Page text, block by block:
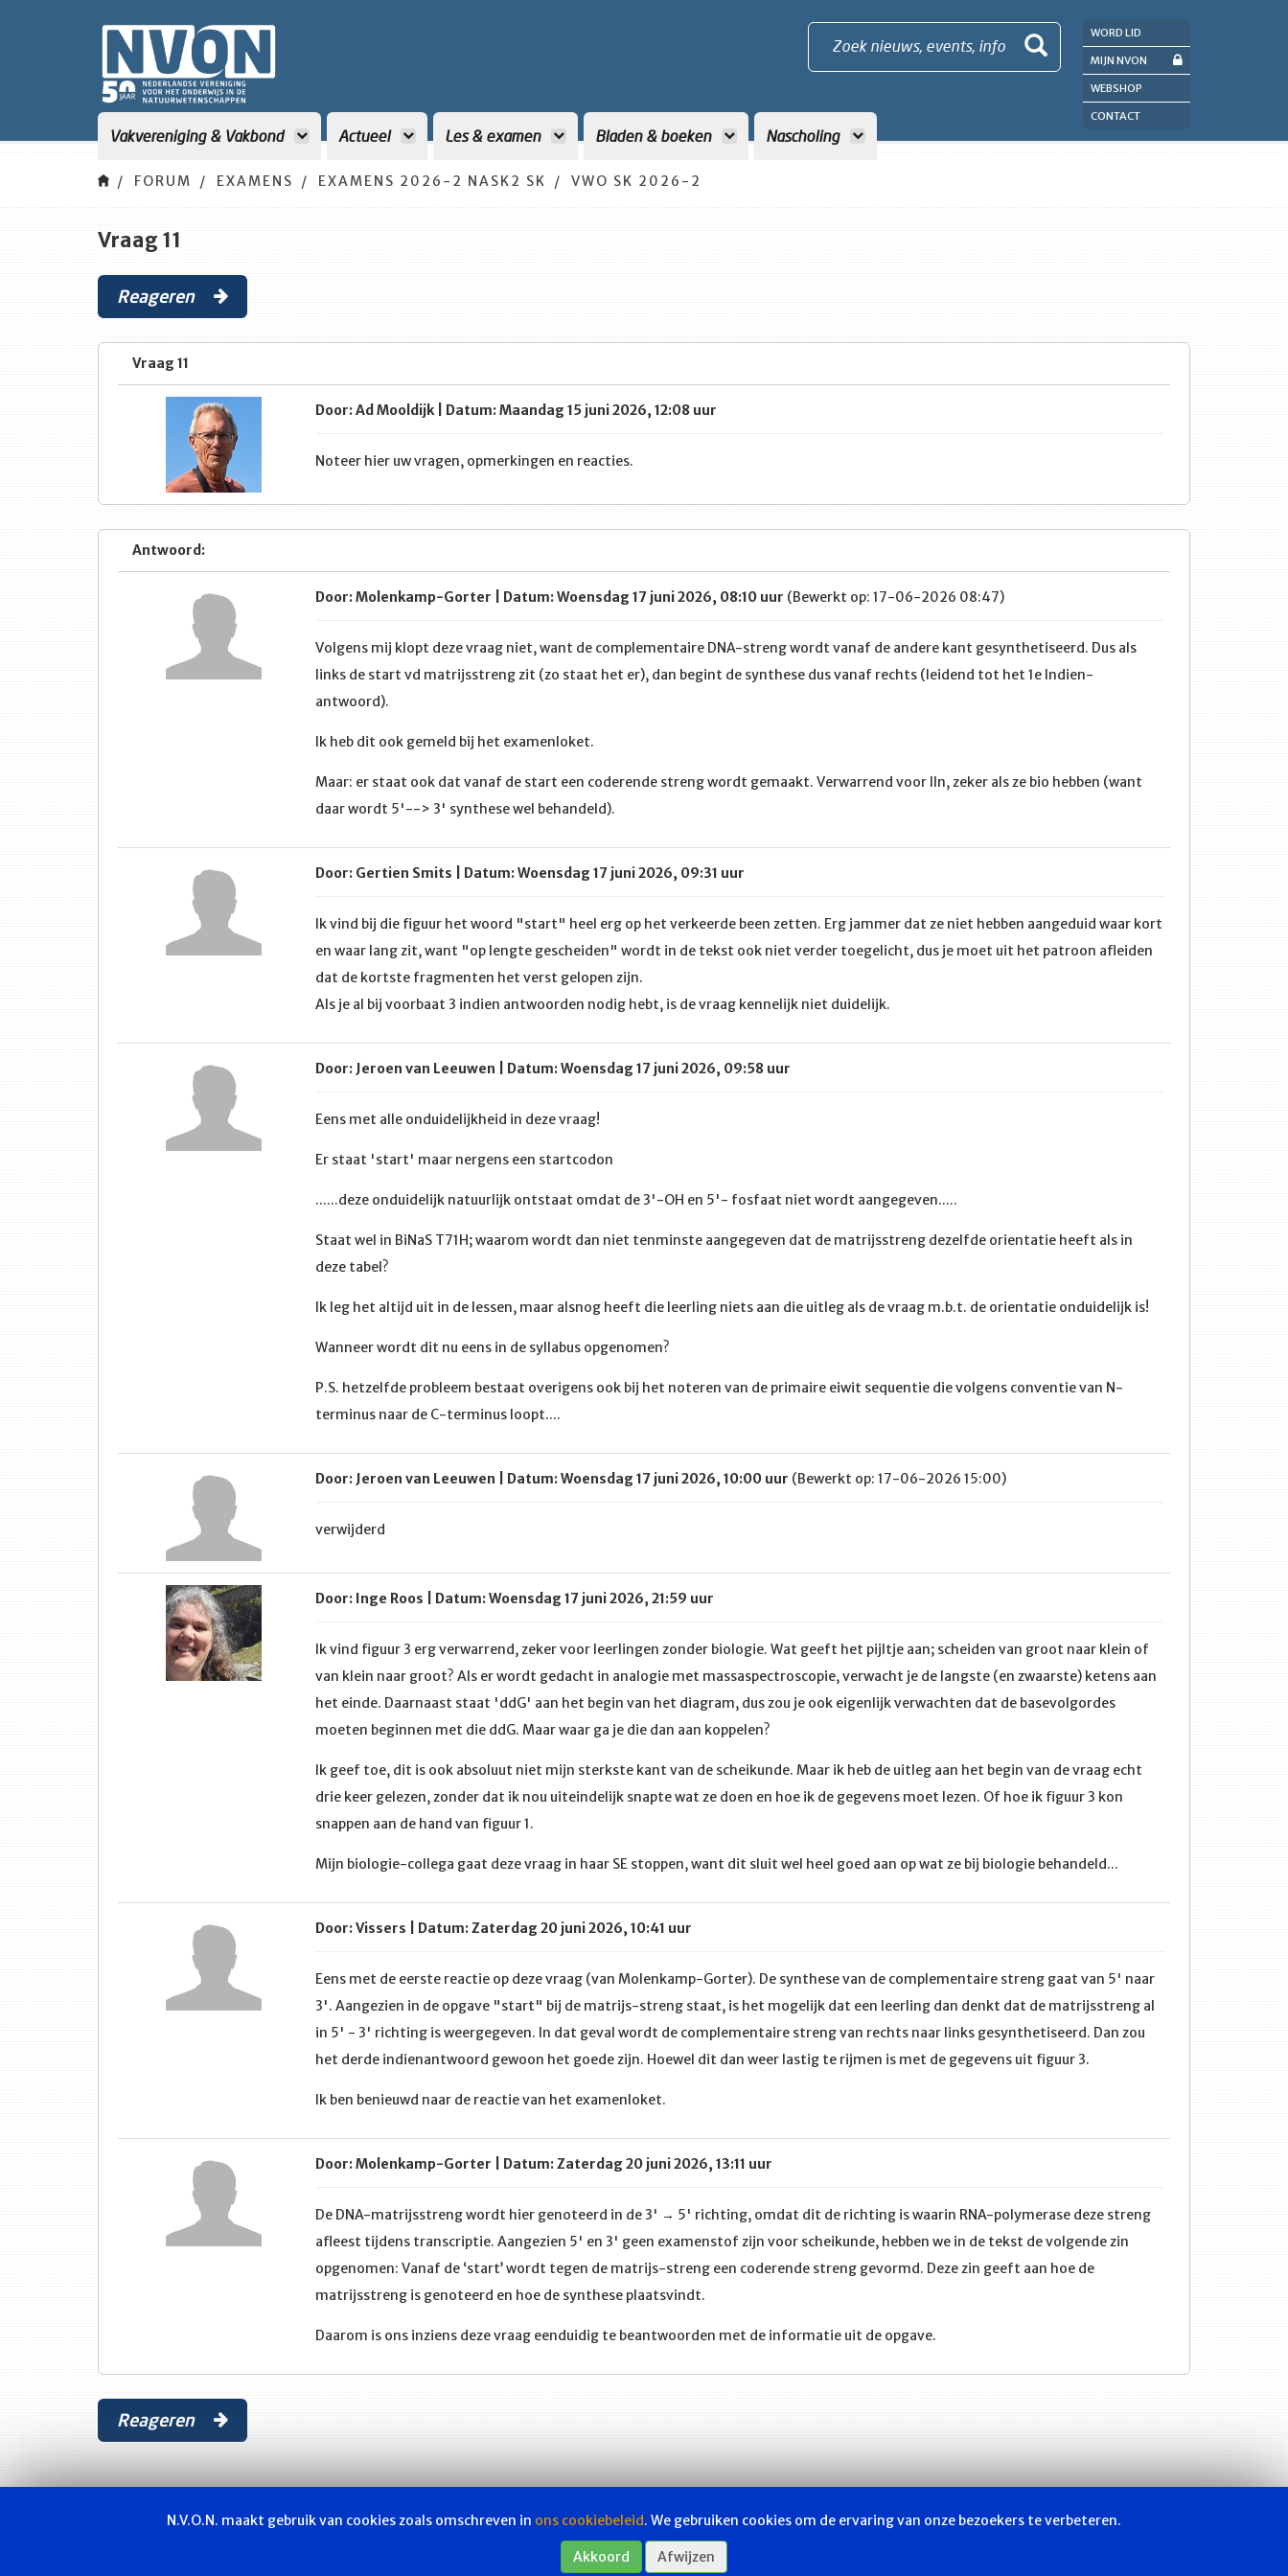
Zoek nieuws, events, info
Vakvereniging & Vakbond Actueel Les & examen Bladen & boeken Nascholing
WORD LID
MIJN NVON
WEBSHOP
CONTACT
FORUM EXAMENS EXAMENS 2026-2 NASK2 SK VWO SK 2026-2
Vraag 11
Reageren
Vraag 11
Door: Ad Mooldijk | Datum: Maandag 15 juni 2026, 12:08 uur
Noteer hier uw vragen, opmerkingen en reacties.
Antwoord:
Door: Molenkamp-Gorter | Datum: Woensdag 17 juni 2026, 08:10 uur (Bewerkt op: 17-06-2026 08:47)
Volgens mij klopt deze vraag niet, want de complementaire DNA-streng wordt vanaf de andere kant gesynthetiseerd. Dus als
links de start vd matrijsstreng zit (zo staat het er), dan begint de synthese dus vanaf rechts (leidend tot het 1e Indien-
antwoord).
Ik heb dit ook gemeld bij het examenloket.
Maar: er staat ook dat vanaf de start een coderende streng wordt gemaakt. Verwarrend voor lln, zeker als ze bio hebben (want
daar wordt 5'--> 3' synthese wel behandeld).
Door: Gertien Smits | Datum: Woensdag 17 juni 2026, 09:31 uur
Ik vind bij die figuur het woord "start" heel erg op het verkeerde been zetten. Erg jammer dat ze niet hebben aangeduid waar kort
en waar lang zit, want "op lengte gescheiden" wordt in de tekst ook niet verder toegelicht, dus je moet uit het patroon afleiden
dat de kortste fragmenten het verst gelopen zijn.
Als je al bij voorbaat 3 indien antwoorden nodig hebt, is de vraag kennelijk niet duidelijk.
Door: Jeroen van Leeuwen | Datum: Woensdag 17 juni 2026, 09:58 uur
Eens met alle onduidelijkheid in deze vraag!
Er staat 'start' maar nergens een startcodon
......deze onduidelijk natuurlijk ontstaat omdat de 3'-OH en 5'- fosfaat niet wordt aangegeven.....
Staat wel in BiNaS T71H; waarom wordt dan niet tenminste aangegeven dat de matrijsstreng dezelfde orientatie heeft als in
deze tabel?
Ik leg het altijd uit in de lessen, maar alsnog heeft die leerling niets aan die uitleg als de vraag m.b.t. de orientatie onduidelijk is!
Wanneer wordt dit nu eens in de syllabus opgenomen?
P.S. hetzelfde probleem bestaat overigens ook bij het noteren van de primaire eiwit sequentie die volgens conventie van N-
terminus naar de C-terminus loopt....
Door: Jeroen van Leeuwen | Datum: Woensdag 17 juni 2026, 10:00 uur (Bewerkt op: 17-06-2026 15:00)
verwijderd
Door: Inge Roos | Datum: Woensdag 17 juni 2026, 21:59 uur
Ik vind figuur 3 erg verwarrend, zeker voor leerlingen zonder biologie. Wat geeft het pijltje aan; scheiden van groot naar klein of
van klein naar groot? Als er wordt gedacht in analogie met massaspectroscopie, verwacht je de langste (en zwaarste) ketens aan
het einde. Daarnaast staat 'ddG' aan het begin van het diagram, dus zou je ook eigenlijk verwachten dat de basevolgordes
moeten beginnen met die ddG. Maar waar ga je die dan aan koppelen?
Ik geef toe, dit is ook absoluut niet mijn sterkste kant van de scheikunde. Maar ik heb de uitleg aan het begin van de vraag echt
drie keer gelezen, zonder dat ik nou uiteindelijk snapte wat ze doen en hoe ik de gegevens moet lezen. Of hoe ik figuur 3 kon
snappen aan de hand van figuur 1.
Mijn biologie-collega gaat deze vraag in haar SE stoppen, want dit sluit wel heel goed aan op wat ze bij biologie behandeld...
Door: Vissers | Datum: Zaterdag 20 juni 2026, 10:41 uur
Eens met de eerste reactie op deze vraag (van Molenkamp-Gorter). De synthese van de complementaire streng gaat van 5' naar
3'. Aangezien in de opgave "start" bij de matrijs-streng staat, is het mogelijk dat een leerling dan denkt dat de matrijsstreng al
in 5' - 3' richting is weergegeven. In dat geval wordt de complementaire streng van rechts naar links gesynthetiseerd. Dan zou
het derde indienantwoord gewoon het goede zijn. Hoewel dit dan weer lastig te rijmen is met de gegevens uit figuur 3.
Ik ben benieuwd naar de reactie van het examenloket.
Door: Molenkamp-Gorter | Datum: Zaterdag 20 juni 2026, 13:11 uur
De DNA-matrijsstreng wordt hier genoteerd in de 3' → 5' richting, omdat dit de richting is waarin RNA-polymerase deze streng
afleest tijdens transcriptie. Aangezien 5' en 3' geen examenstof zijn voor scheikunde, hebben we in de tekst de volgende zin
opgenomen: Vanaf de ‘start’ wordt tegen de matrijs-streng een coderende streng gevormd. Deze zin geeft aan hoe de
matrijsstreng is genoteerd en hoe de synthese plaatsvindt.
Daarom is ons inziens deze vraag eenduidig te beantwoorden met de informatie uit de opgave.
Reageren
Bladen
N.V.O.N. maakt gebruik van cookies zoals omschreven in ons cookiebeleid. We gebruiken cookies om de ervaring van onze bezoekers te verbeteren.
Akkoord Afwijzen